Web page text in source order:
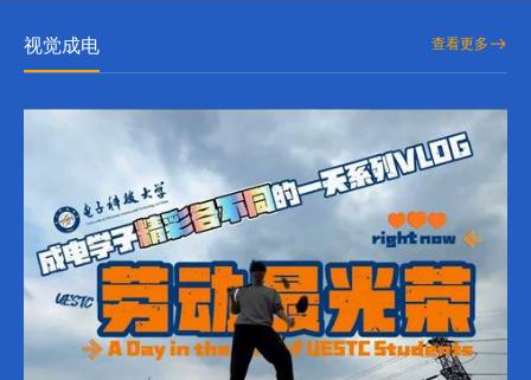
视觉成电 查看更多